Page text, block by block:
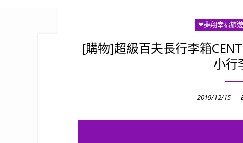
❤夢翔幸福旅遊
[購物]超級百夫長行李箱
小行
Posted
2019/12/15